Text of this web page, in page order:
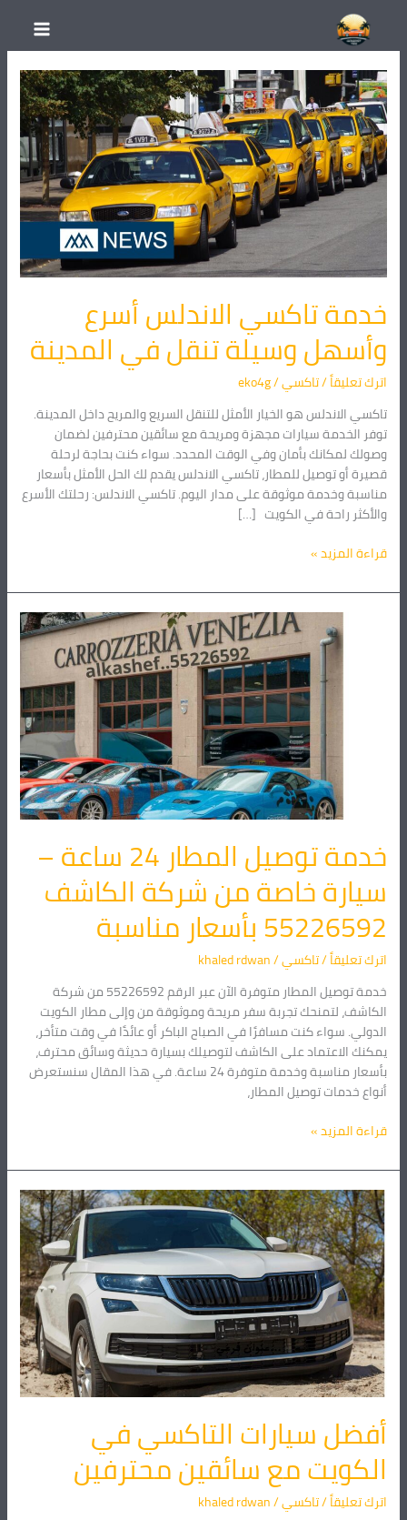
المحتوى
خدمة تاكسي الاندلس أسرع
وأسهل وسيلة تنقل في المدينة
اترك تعليقاً/تاكسي/
eko4g
تاكسي الاندلس هو الخيار الأمثل للتنقل السريع والمريح داخل المدينة.
توفر الخدمة سيارات مجهزة ومريحة مع سائقين محترفين لضمان
وصولك لمكانك بأمان وفي الوقت المحدد. سواء كنت بحاجة لرحلة
قصيرة أو توصيل للمطار، تاكسي الاندلس يقدم لك الحل الأمثل بأسعار
مناسبة وخدمة موثوقة على مدار اليوم. تاكسي الاندلس: رحلتك الأسرع
والأكثر راحة في الكويت […]
خدمة
تاكسي
الاندلس
أسرع
وأسهل
وسيلة
في
قراءة المزيد »
خدمة توصيل المطار 24 ساعة –
سيارة خاصة من شركة الكاشف
55226592 بأسعار مناسبة
اترك تعليقاً/تاكسي/
khaled rdwan
خدمة توصيل المطار متوفرة الآن عبر الرقم 55226592 من شركة
الكاشف، لتمنحك تجربة سفر مريحة وموثوقة من وإلى مطار الكويت
الدولي. سواء كنت مسافرًا في الصباح الباكر أو عائدًا في وقت متأخر،
يمكنك الاعتماد على الكاشف لتوصيلك بسيارة حديثة وسائق محترف،
بأسعار مناسبة وخدمة متوفرة 24 ساعة. في هذا المقال سنستعرض
أنواع خدمات توصيل المطار،
بأسعار
مناسبة
قراءة المزيد »
أفضل سيارات التاكسي في
الكويت مع سائقين محترفين
اترك تعليقاً/تاكسي/
khaled rdwan
أفضل
سيارات
التاكسي
في
الكويت
مع
سائقين
محترفين